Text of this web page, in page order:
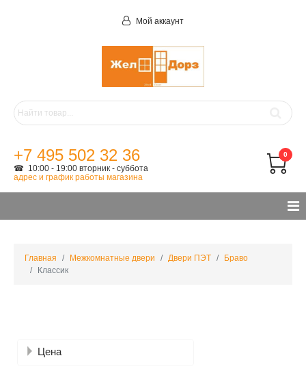
Мой аккаунт
+7 495 502 32 36
☎ 10:00 - 19:00 вторник - суббота
адрес и график работы магазина
0
Главная Межкомнатные двери Двери ПЭТ
Браво
Классик
Цена